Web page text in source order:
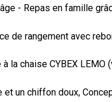
- Repas en famille
de rangement avec
la chaise CYBEX LEMO
un chiffon doux,